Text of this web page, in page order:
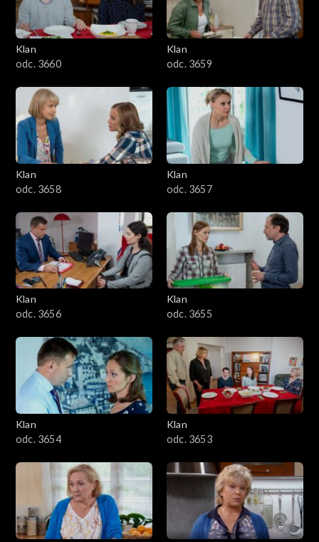
Klan
odc. 3660
Klan
odc. 3659
Klan
odc. 3658
Klan
odc. 3657
Klan
odc. 3656
Klan
odc. 3655
Klan
odc. 3654
Klan
odc. 3653